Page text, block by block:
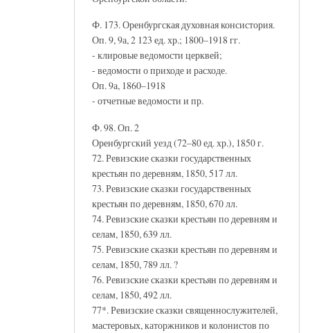
Ф. 173. Оренбургская духовная консистория.
Оп. 9, 9а, 2 123 ед. хр.; 1800–1918 гг.
- клировые ведомости церквей;
- ведомости о приходе и расходе.
Оп. 9а, 1860–1918
- отчетные ведомости и пр.
Ф. 98. Оп. 2
Оренбургский уезд (72–80 ед. хр.), 1850 г.
72. Ревизские сказки государственных
крестьян по деревням, 1850, 517 лл.
73. Ревизские сказки государственных
крестьян по деревням, 1850, 670 лл.
74. Ревизские сказки крестьян по деревням и
селам, 1850, 639 лл.
75. Ревизские сказки крестьян по деревням и
селам, 1850, 789 лл. ?
76. Ревизские сказки крестьян по деревням и
селам, 1850, 492 лл.
77*. Ревизские сказки священнослужителей,
мастеровых, каторжников и колонистов по